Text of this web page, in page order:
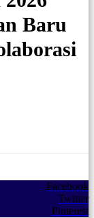
Baru
Facebook
Twitter
Pinterest